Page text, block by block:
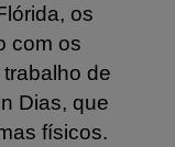
os
com os
de
Dias, que
físicos.